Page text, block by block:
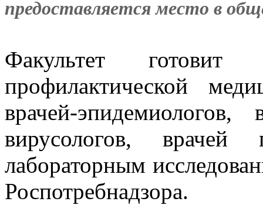
предоставляется место в
Факультет готовит
профилактической
врачей-эпидемиологов,
вирусологов, врачей
лабораторным
Роспотребнадзора.